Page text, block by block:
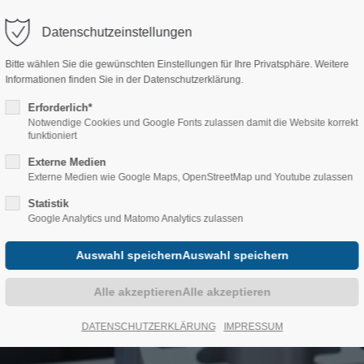
/ 365days
for our customers
- 5:00pm(GMT +1)
Have any questions?
info@yourdomain.com
ÜBER UNS
MÄRKTE &
KNOW-HOW
EXTRUSION
Datenschutzeinstellungen
Bitte wählen Sie die gewünschten Einstellungen für Ihre Privatsphäre. Weitere
Informationen finden Sie in der Datenschutzerklärung.
Erforderlich*
Notwendige Cookies und Google Fonts zulassen damit die Website korrekt
funktioniert
Externe Medien
Externe Medien wie Google Maps, OpenStreetMap und Youtube zulassen
Statistik
Google Analytics und Matomo Analytics zulassen
DATENSCHUTZERKLÄRUNG IMPRESSUM